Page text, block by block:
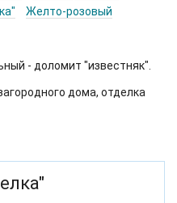
Желто-розовый
- доломит "известняк".
дома, отделка